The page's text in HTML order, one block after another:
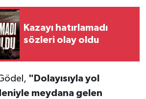
Kazayı hatırlamadı
sözleri olay oldu
"Dolayısıyla yol
meydana gelen